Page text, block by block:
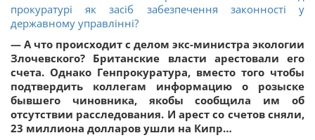
прокуратурі як засіб забезпечення законності у
державному управлінні?
— А что происходит с делом экс-министра экологии
Злочевского? Британские власти арестовали его
счета. Однако Генпрокуратура, вместо того чтобы
подтвердить коллегам информацию о розыске
бывшего чиновника, якобы сообщила им об
отсутствии расследования. И арест со счетов сняли,
23 миллиона долларов ушли на Кипр…